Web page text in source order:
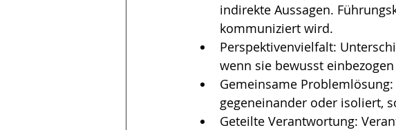
indirekte Aussagen.
kommuniziert wird.
Perspektivenvielfalt:
wenn sie bewusst
Gemeinsame
gegeneinander oder isoliert,
Geteilte Verantwortung: